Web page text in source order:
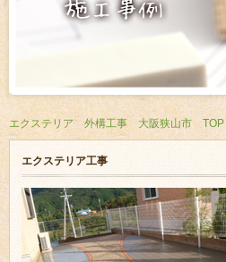
エクステリア 外構工事 大阪狭山市 TOP
エクステリア工事